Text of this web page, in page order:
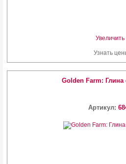
Увеличить
Узнать
Golden Farm: Глина
Артикул: